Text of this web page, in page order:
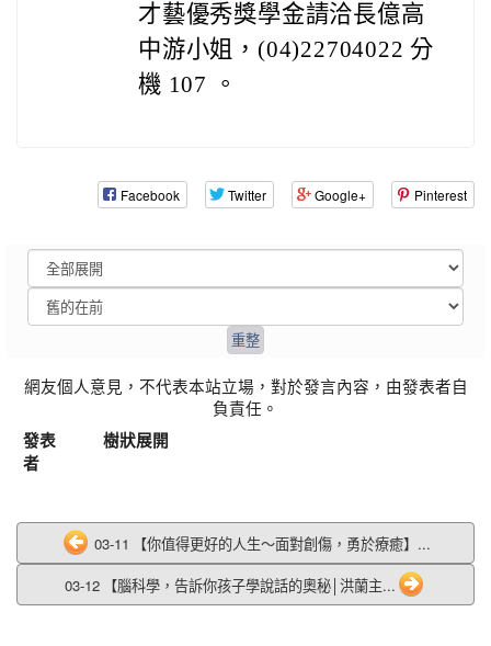
才藝優秀獎學金請洽長億高
中游小姐，(04)22704022 分
機 107 。
Facebook Twitter Google+ Pinterest
網友個人意見，不代表本站立場，對於發言內容，由發表者自
負責任。
發表
者
樹狀展開
03-11 【你值得更好的人生～面對創傷，勇於療癒】...
03-12 【腦科學，告訴你孩子學說話的奧秘│洪蘭主...